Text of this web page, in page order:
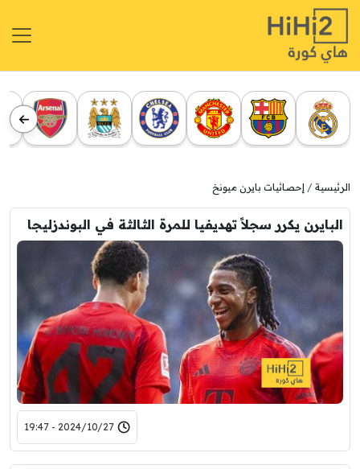
الرئيسية إحصائيات بايرن ميونخ
البايرن يكرر سجلاً تهديفيا للمرة الثالثة في البوندزليجا
2024/10/27 - 19:47